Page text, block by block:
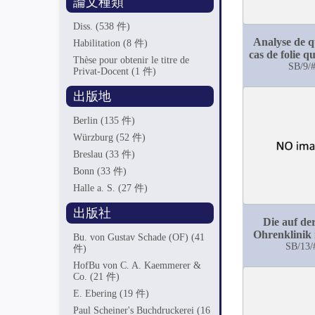
Diss.(538 件)
Habilitation(8 件)
Thèse pour obtenir le titre de
Privat-Docent(1 件)
出版地
Berlin(135 件)
Würzburg(52 件)
Breslau(33 件)
Bonn(33 件)
Halle a. S.(27 件)
出版社
Bu. von Gustav Schade (OF)(41
件)
HofBu von C. A. Kaemmerer &
Co.(21 件)
E. Ebering(19 件)
Paul Scheiner's Buchdruckerei(16
Analyse de
cas de folie
SB/9/#
Die auf
Ohrenklinik
währendSB/13/